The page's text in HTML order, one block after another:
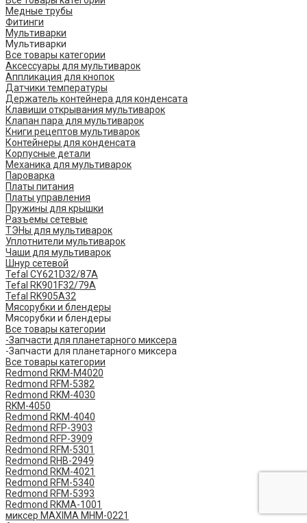
Медные трубы
Фитинги
Мультиварки
Мультиварки
Все товары категории
Аксессуары для мультиварок
Аппликация для кнопок
Датчики температуры
Держатель контейнера для конденсата
Клавиши открывания мультиварок
Клапан пара для мультиварок
Книги рецептов мультиварок
Контейнеры для конденсата
Корпусные детали
Механика для мультиварок
Пароварка
Платы питания
Платы управления
Пружины для крышки
Разъемы сетевые
ТЭНы для мультиварок
Уплотнители мультиварок
Чаши для мультиварок
Шнур сетевой
Tefal CY621D32/87A
Tefal RK901F32/79A
Tefal RK905A32
Мясорубки и блендеры
Мясорубки и блендеры
Все товары категории
-Запчасти для планетарного миксера
-Запчасти для планетарного миксера
Все товары категории
Redmond RKM-M4020
Redmond RFM-5382
Redmond RKM-4030
RKM-4050
Redmond RKM-4040
Redmond RFP-3903
Redmond RFP-3909
Redmond RFM-5301
Redmond RHB-2949
Redmond RKM-4021
Redmond RFM-5340
Redmond RFM-5393
Redmond RKMA-1001
миксер MAXIMA MHM-0221